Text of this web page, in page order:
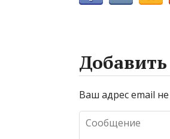
Ваш адрес email